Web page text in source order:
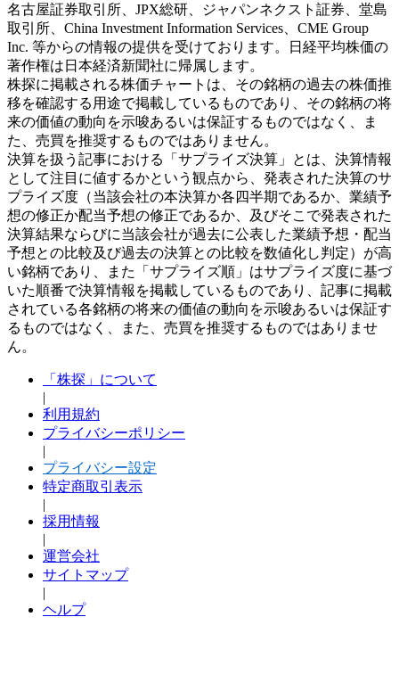
名古屋証券取引所、JPX総研、ジャパンネクスト証券、堂島
取引所、China Investment Information Services、CME Group
Inc. 等からの情報の提供を受けております。日経平均株価の
著作権は日本経済新聞社に帰属します。
株探に掲載される株価チャートは、その銘柄の過去の株価推
移を確認する用途で掲載しているものであり、その銘柄の将
来の価値の動向を示唆あるいは保証するものではなく、ま
た、売買を推奨するものではありません。
決算を扱う記事における「サプライズ決算」とは、決算情報
として注目に値するかという観点から、発表された決算のサ
プライズ度（当該会社の本決算か各四半期であるか、業績予
想の修正か配当予想の修正であるか、及びそこで発表された
決算結果ならびに当該会社が過去に公表した業績予想・配当
予想との比較及び過去の決算との比較を数値化し判定）が高
い銘柄であり、また「サプライズ順」はサプライズ度に基づ
いた順番で決算情報を掲載しているものであり、記事に掲載
されている各銘柄の将来の価値の動向を示唆あるいは保証す
るものではなく、また、売買を推奨するものではありませ
ん。
「株探」について
|
利用規約
プライバシーポリシー
|
プライバシー設定
特定商取引表示
|
採用情報
|
運営会社
サイトマップ
|
ヘルプ